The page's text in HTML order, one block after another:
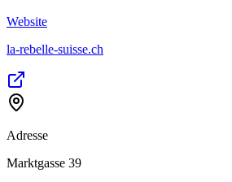
Website
la-rebelle-suisse.ch
Adresse
Marktgasse 39